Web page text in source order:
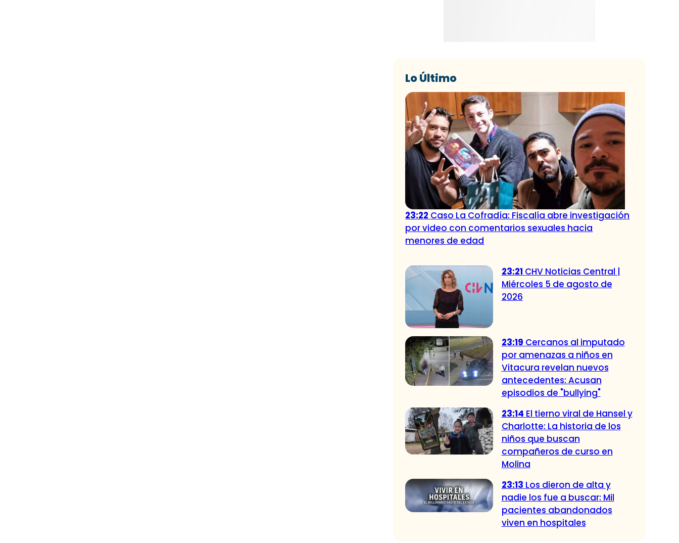
Lo Último
23:22 Caso La Cofradía: Fiscalía abre investigación
por video con comentarios sexuales hacia
menores de edad
23:21 CHV Noticias Central |
Miércoles 5 de agosto de
2026
23:19 Cercanos al imputado
por amenazas a niños en
Vitacura revelan nuevos
antecedentes: Acusan
episodios de "bullying"
23:14 El tierno viral de Hansel y
Charlotte: La historia de los
niños que buscan
compañeros de curso en
Molina
23:13 Los dieron de alta y
nadie los fue a buscar: Mil
pacientes abandonados
viven en hospitales